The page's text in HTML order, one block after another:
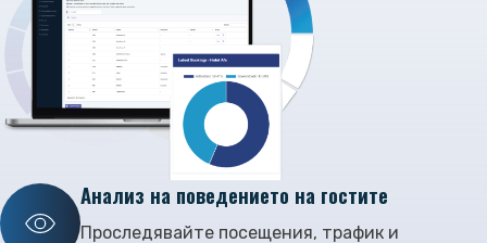
Анализ на поведението на гостите
Проследявайте посещения, трафик и